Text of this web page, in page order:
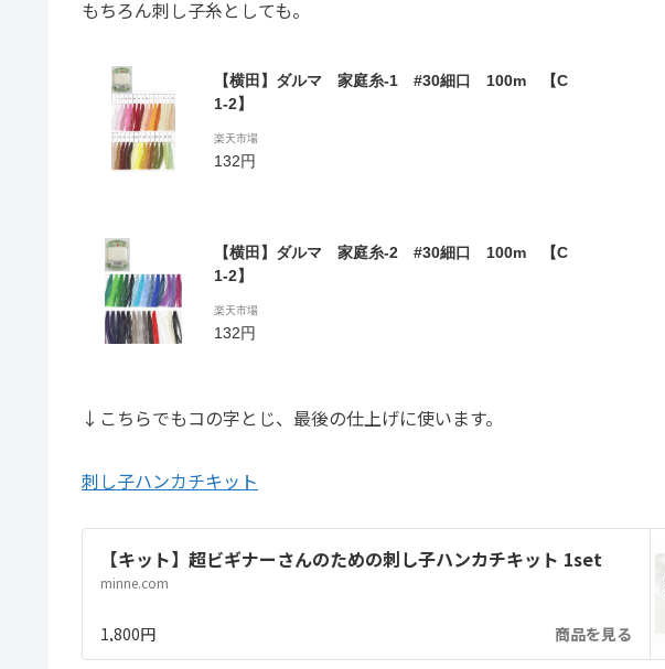
もちろん刺し子糸としても。
【横田】ダルマ 家庭糸-1 #30細口 100m 【C
1-2】
楽天市場
132円
【横田】ダルマ 家庭糸-2 #30細口 100m 【C
1-2】
楽天市場
132円
↓こちらでもコの字とじ、最後の仕上げに使います。
刺し子ハンカチキット
【キット】超ビギナーさんのための刺し子ハンカチキット 1set
minne.com
1,800円 商品を見る